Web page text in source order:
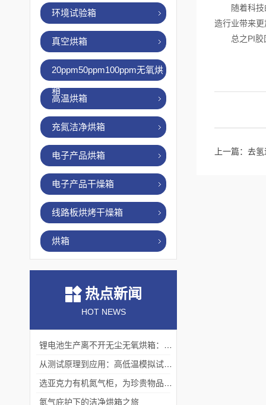
环境试验箱
真空烘箱
20ppm50ppm100ppm无氧烘
箱
高温烘箱
充氮洁净烘箱
电子产品烘箱
电子产品干燥箱
线路板烘烤干燥箱
烘箱
热点新闻
HOT NEWS
氮气庇护下的洁净烘箱之旅
随着科技的
造行业带来
总之PI胶固
上一篇： 去氢